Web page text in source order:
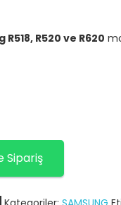
R518, R520 ve R620
Sipariş